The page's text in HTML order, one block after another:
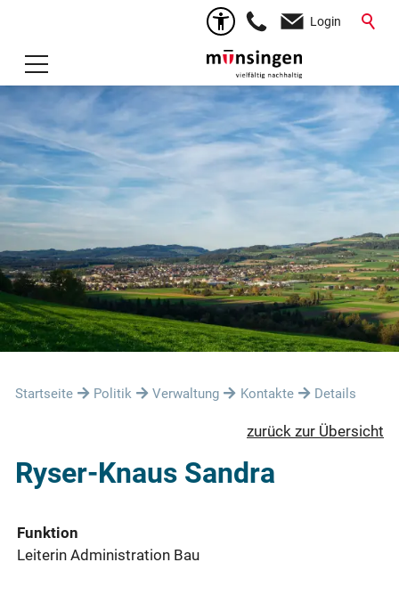
Login
Startseite Politik Verwaltung Kontakte Details
zurück zur Übersicht
Ryser-Knaus Sandra
Funktion
Leiterin Administration Bau